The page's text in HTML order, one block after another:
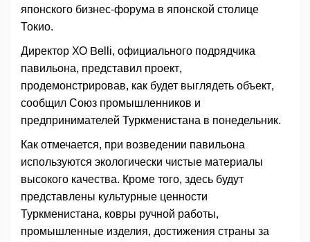
японского бизнес-форума в японской столице
Токио.
Директор ХО Belli, официального подрядчика
павильона, представил проект,
продемонстрировав, как будет выглядеть объект,
сообщил Союз промышленников и
предпринимателей Туркменистана в понедельник.
Как отмечается, при возведении павильона
используются экологически чистые материалы
высокого качества. Кроме того, здесь будут
представлены культурные ценности
Туркменистана, ковры ручной работы,
промышленные изделия, достижения страны за